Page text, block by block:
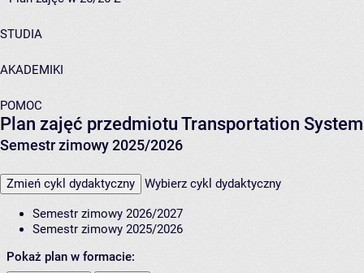
STUDIA
AKADEMIKI
POMOC
Plan zajęć przedmiotu Transportation
Semestr zimowy 2025/2026
Zmień cykl dydaktyczny Wybierz cykl dydaktyczny
Semestr zimowy 2026/2027
Semestr zimowy 2025/2026
Pokaż plan w formacie: